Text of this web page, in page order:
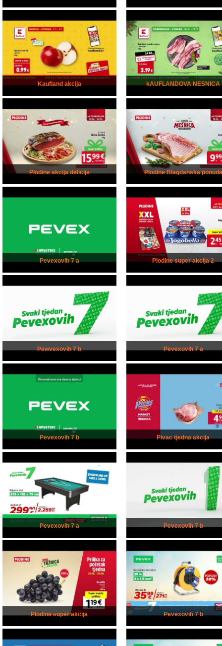
Kaufland akcija kAUFLANDOVA NESNICA
Plodine akcija delicije Plodine Blagdanska ponuda
Pevexovih 7 a Plodine super akcija 2
Pewvexovih 7 b Pevexovih 7 a
Pevexovih 7 b Pivac tjedna akcija
Pevexovih 7 a Pevexovih 7 b
Plodine super akcija Pevexovih 7 b